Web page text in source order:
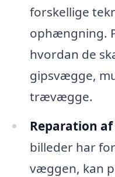
forskellige
ophængning.
hvordan de
gipsvægge,
trævægge.
Reparation
billeder har
væggen, kan